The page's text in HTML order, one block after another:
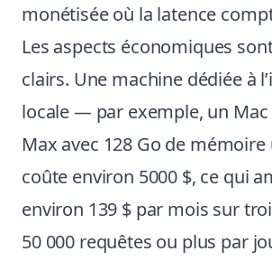
monétisée où la latence
Les aspects économiques
clairs. Une machine dédiée à
locale — par exemple, un Mac
Max avec 128 Go de
coûte environ 5000 $, ce qui
environ 139 $ par mois sur
50 000 requêtes ou plus par